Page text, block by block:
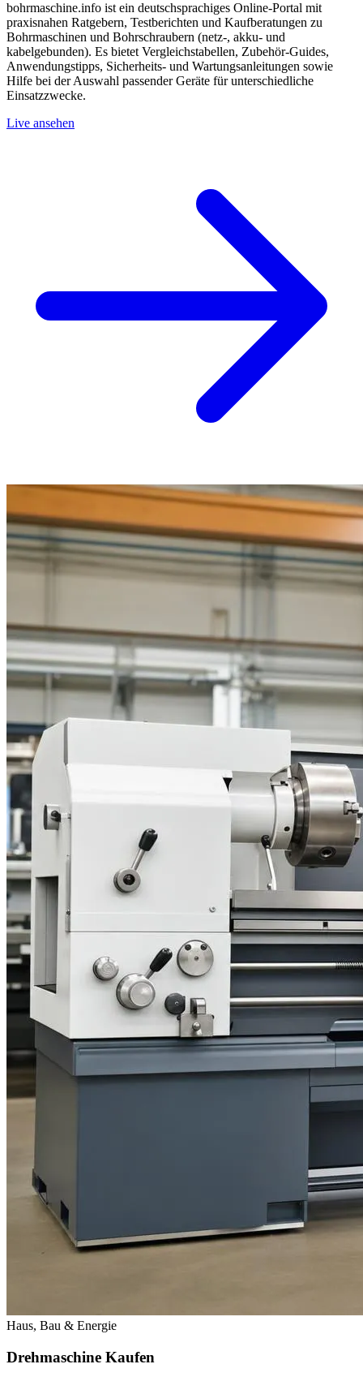
bohrmaschine.info ist ein deutschsprachiges Online-Portal mit
praxisnahen Ratgebern, Testberichten und Kaufberatungen zu
Bohrmaschinen und Bohrschraubern (netz-, akku- und
kabelgebunden). Es bietet Vergleichstabellen, Zubehör-Guides,
Anwendungstipps, Sicherheits- und Wartungsanleitungen sowie
Hilfe bei der Auswahl passender Geräte für unterschiedliche
Einsatzzwecke.
Live ansehen
Haus, Bau & Energie
Drehmaschine Kaufen